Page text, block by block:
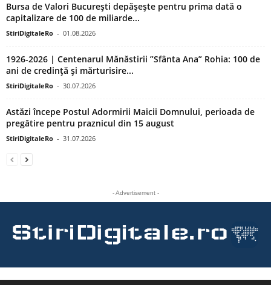
Bursa de Valori București depășește pentru prima dată o
capitalizare de 100 de miliarde...
StiriDigitaleRo - 01.08.2026
1926-2026 | Centenarul Mănăstirii ”Sfânta Ana” Rohia: 100 de
ani de credință și mărturisire...
StiriDigitaleRo - 30.07.2026
Astăzi începe Postul Adormirii Maicii Domnului, perioada de
pregătire pentru praznicul din 15 august
StiriDigitaleRo - 31.07.2026
- Advertisement -